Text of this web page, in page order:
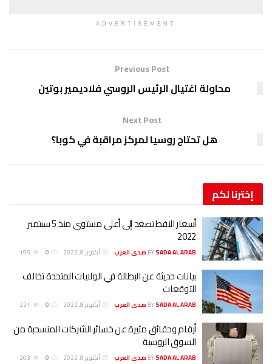
ADVERTISEMENT
Previous Post
محاولة اغتيال الرئيس الروسي فلاديمير بوتين
Next Post
هل تحتاج روسيا لمركز مراقبة في كوبا؟
إخترنالكم
أسعار النفط تصعد إلى أعلى مستوى منذ 5 سبتمبر
2022
BYSADA AL ARAB صدى العرب أكتوبر 8, 2022
بيانات حديثة عن البطالة في الولايات المتحدة تخالف
التوقعات
BYSADA AL ARAB صدى العرب أكتوبر 8, 2022
أرقام وحقائق مثيرة عن خسائر الشركات المنسحبة من
السوق الروسية
BYSADA AL ARAB صدى العرب أكتوبر 8, 2022